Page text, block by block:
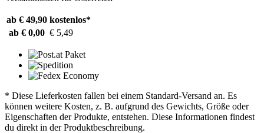
ab € 49,90 kostenlos*
ab € 0,00 € 5,49
* Diese Lieferkosten fallen bei einem Standard-Versand an. Es
können weitere Kosten, z. B. aufgrund des Gewichts, Größe oder
Eigenschaften der Produkte, entstehen. Diese Informationen findest
du direkt in der Produktbeschreibung.